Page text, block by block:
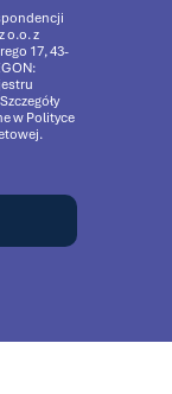
o.o. z
17, 43-
w Polityce